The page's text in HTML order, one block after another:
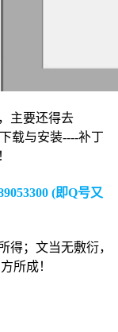
主要还得去
载与安装----补丁
(即Q号又
得；文当无敷衍，
所成！